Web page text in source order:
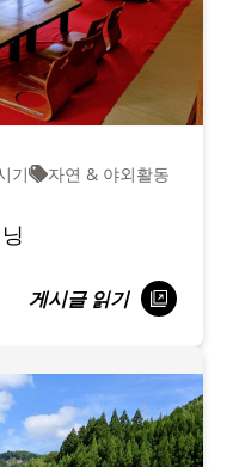
기 자연 & 야외활동
게시글 읽기